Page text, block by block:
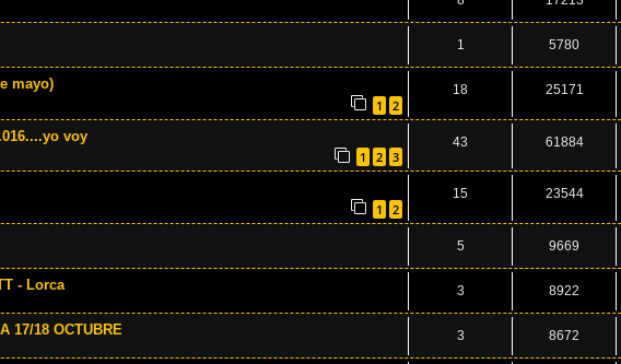
1 5780
mayo)
1 2
18 25171
voy
1 2 3
43 61884
1 2
15 23544
5 9669
- Lorca 3 8922
17/18 OCTUBRE 3 8672